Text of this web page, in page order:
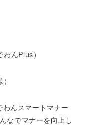
んPlus）
んスマートマナー
なでマナーを向上し